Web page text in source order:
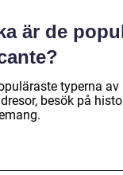
är de
typerna
besök på